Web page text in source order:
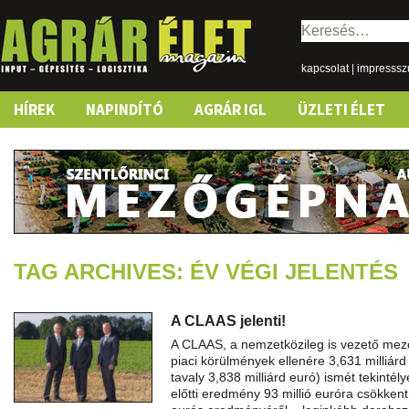
Keresés:
kapcsolat|
Skip
content
HÍREK NAPINDÍTÓ AGRÁR IGL ÜZLETI ÉLET
TAG ARCHIVES: ÉV VÉGI JELENTÉS
A CLAAS jelenti!
A CLAAS, a nemzetközileg is vezető
piaci körülmények ellenére 3,631
tavaly 3,838 milliárd euró) ismét
előtti eredmény 93 millió euróra